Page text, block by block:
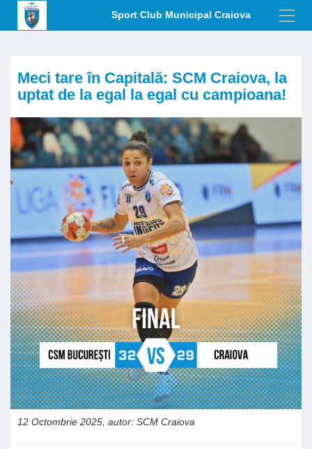
Sport Club Municipal Craiova
Meci tare în Capitală: SCM Craiova, la
uptat de la egal la egal cu campioana!
12 Octombrie 2025, autor: SCM Craiova